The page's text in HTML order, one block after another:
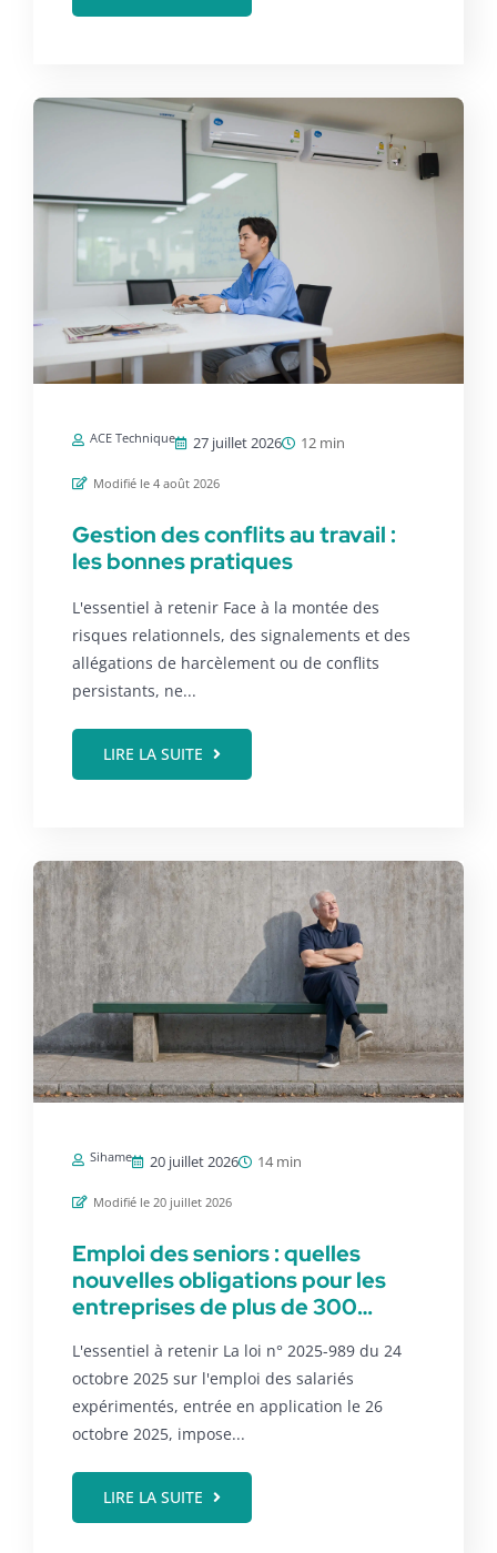
ACE Technique 27 juillet 2026 12 min
Modifié le 4 août 2026
Gestion des conflits au travail :
les bonnes pratiques
L'essentiel à retenir Face à la montée des
risques relationnels, des signalements et des
allégations de harcèlement ou de conflits
persistants, ne...
LIRE LA SUITE
Sihame 20 juillet 2026 14 min
Modifié le 20 juillet 2026
Emploi des seniors : quelles
nouvelles obligations pour les
entreprises de plus de 300
L'essentiel à retenir La loi n° 2025-989 du 24
octobre 2025 sur l'emploi des salariés
expérimentés, entrée en application le 26
octobre 2025, impose...
LIRE LA SUITE